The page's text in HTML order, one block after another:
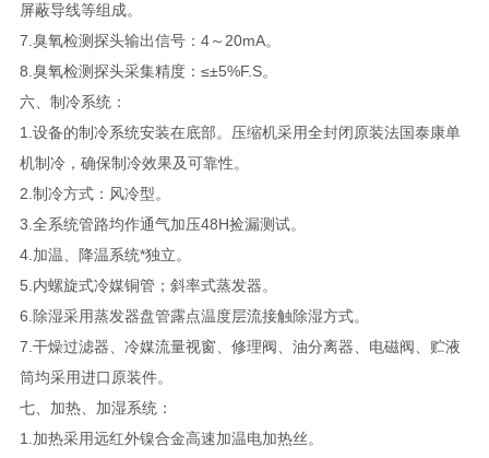
屏蔽导线等组成。
7.臭氧检测探头输出信号：4～20mA。
8.臭氧检测探头采集精度：≤±5%F.S。
六、制冷系统：
1.设备的制冷系统安装在底部。压缩机采用全封闭原装法国泰康单
机制冷，确保制冷效果及可靠性。
2.制冷方式：风冷型。
3.全系统管路均作通气加压48H捡漏测试。
4.加温、降温系统*独立。
5.内螺旋式冷媒铜管；斜率式蒸发器。
6.除湿采用蒸发器盘管露点温度层流接触除湿方式。
7.干燥过滤器、冷媒流量视窗、修理阀、油分离器、电磁阀、贮液
筒均采用进口原装件。
七、加热、加湿系统：
1.加热采用远红外镍合金高速加温电加热丝。